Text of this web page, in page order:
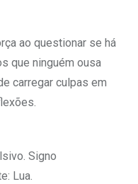
ao questionar se há
que ninguém ousa
carregar culpas em
Signo
Lua.